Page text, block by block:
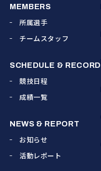
MEMBERS
所属選手
チームスタッフ
SCHEDULE & RECORD
競技日程
成績一覧
NEWS & REPORT
お知らせ
活動レポート